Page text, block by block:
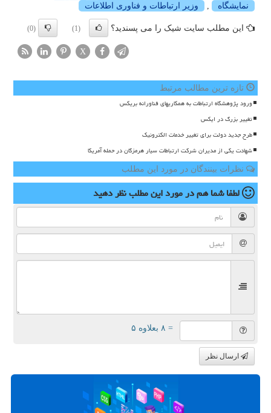
نمایشگاه
, وزیر ارتباطات و فناوری اطلاعات
این مطلب سایت شیک را می پسندید؟ (1)
(0)
X
تازه ترین مطالب مرتبط
ورود پژوهشگاه ارتباطات به همکاریهای فناورانه بریکس
تغییر بزرگ در ایکس
طرح جدید دولت برای تغییر خدمات الکترونیک
شهادت یکی از مدیران شرکت ارتباطات سیار هرمزگان در حمله آمریکا
نظرات بینندگان در مورد این مطلب
لطفا شما همدر مورد این مطلبنظر دهید
= ۸ بعلاوه ۵
ارسال نظر